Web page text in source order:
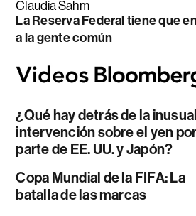
Claudia Sahm
La Reserva Federal tiene que
a la gente común
¿Qué hay detrás de la inusual
intervención sobre el yen por
parte de EE. UU. y Japón?
Copa Mundial de la FIFA: La
batalla de las marcas